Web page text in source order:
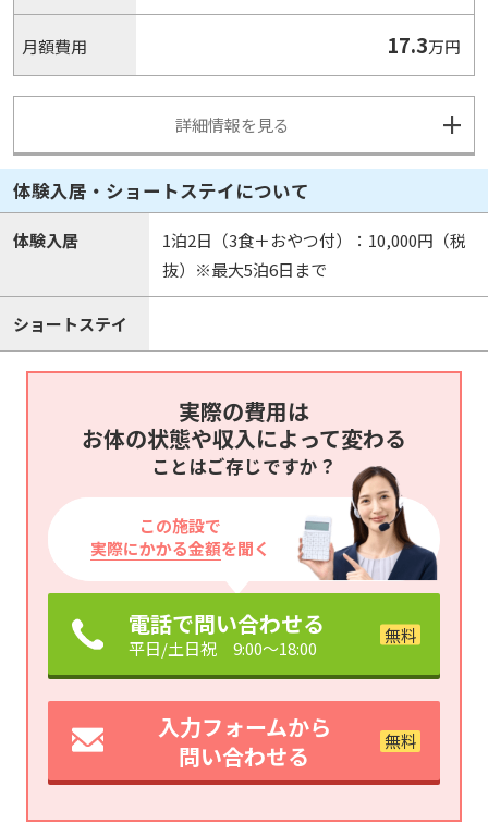
月額費用 17.3万円
詳細情報を見る
体験入居・ショートステイについて
体験入居
1泊2日（3食＋おやつ付）：10,000円（税
抜）※最大5泊6日まで
ショートステイ
実際の費用は
お体の状態や収入によって変わる
ことはご存じですか？
この施設で
実際にかかる金額を聞く
電話で問い合わせる
平日/土日祝 9:00～18:00
入力フォームから
問い合わせる